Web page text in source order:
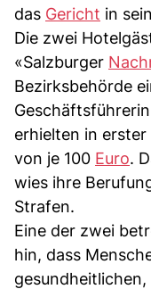
das Gericht in
Die zwei
«Salzburger
Bezirksbehörde
erhielten in
von je 100 Euro.
wies ihre
Strafen.
Eine der zwei
hin, dass